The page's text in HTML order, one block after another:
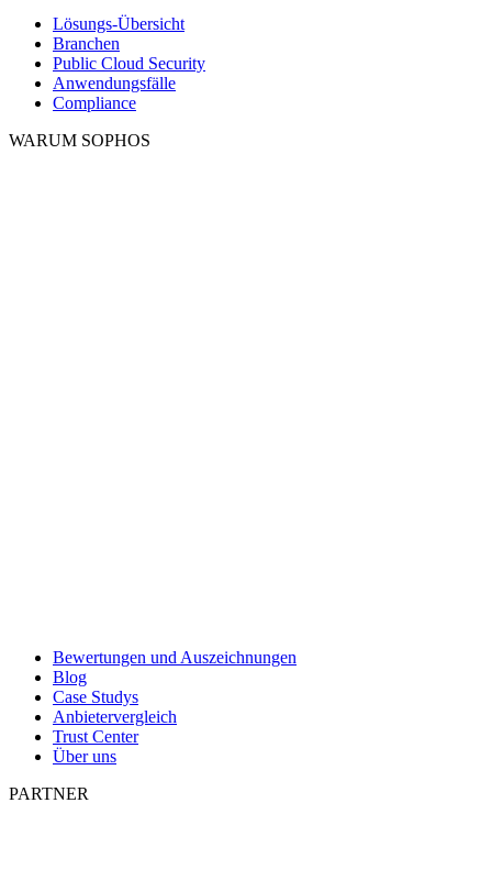
Lösungs-Übersicht
Branchen
Public Cloud Security
Anwendungsfälle
Compliance
WARUM SOPHOS
Bewertungen und Auszeichnungen
Blog
Case Studys
Anbietervergleich
Trust Center
Über uns
PARTNER